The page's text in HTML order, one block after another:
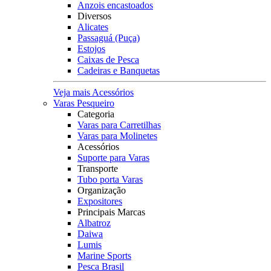
Anzois encastoados
Diversos
Alicates
Passaguá (Puça)
Estojos
Caixas de Pesca
Cadeiras e Banquetas
Veja mais Acessórios
Varas Pesqueiro
Categoria
Varas para Carretilhas
Varas para Molinetes
Acessórios
Suporte para Varas
Transporte
Tubo porta Varas
Organização
Expositores
Principais Marcas
Albatroz
Daiwa
Lumis
Marine Sports
Pesca Brasil